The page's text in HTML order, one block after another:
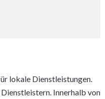
lokale Dienstleistungen.
Innerhalb von